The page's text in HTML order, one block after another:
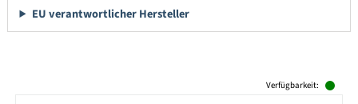
EU verantwortlicher Hersteller
Verfügbarkeit: